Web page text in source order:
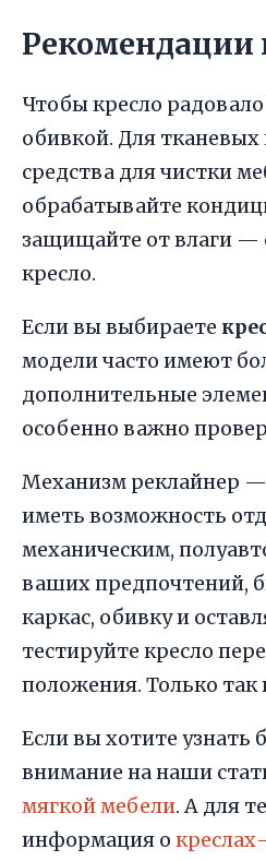
Рекомендации
Чтобы кресло
обивкой. Для тканевых
средства для чистки
обрабатывайте
защищайте от влаги —
кресло.
Если вы выбираете
модели часто имеют
дополнительные
особенно важно
Механизм реклайнер —
иметь возможность
механическим,
ваших предпочтений,
каркас, обивку и
тестируйте кресло
положения. Только
Если вы хотите
внимание на наши
мягкой мебели. А для
информация о